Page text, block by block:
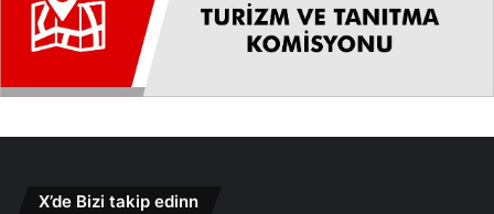
X’de Bizi takip edinn